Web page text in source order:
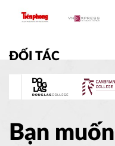
ĐỐI TÁC
Bạn muốn